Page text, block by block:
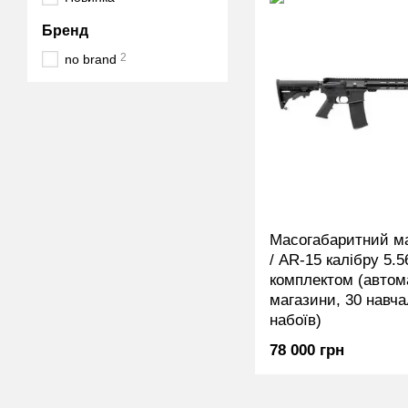
Масогабаритний
/ AR-15 калібру
комплектом
магазини, 30
набоїв)
78 000 грн
Бренд
no brand 2